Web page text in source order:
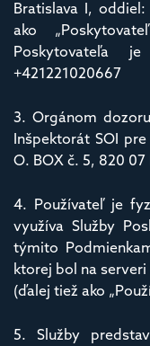
Bratislava I,
ako
Poskytovateľa
+421221020667
3. Orgánom
Inšpektorát SOI
O. BOX č. 5, 820 07
4. Používateľ je
využíva Služby
týmito
ktorej bol na
(ďalej tiež ako
5. Služby